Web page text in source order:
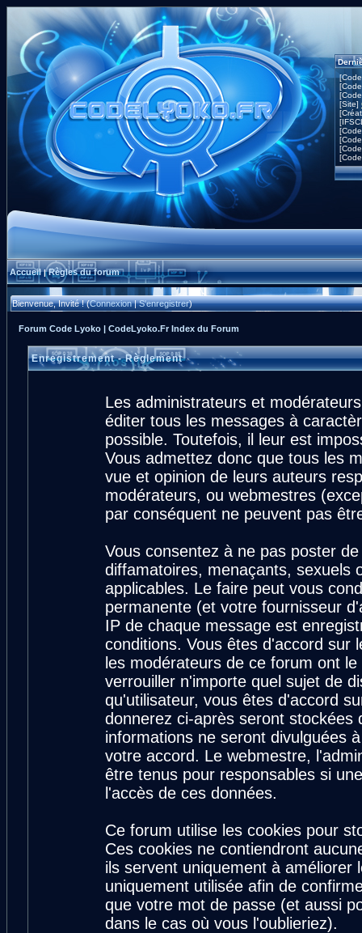
[Site]
Accueil|Règles du forum
Bienvenue, Invité ! (Connexion|S'enregistrer)
Forum Code Lyoko | CodeLyoko.Fr Index du Forum
Enregistrement - Règlement
Les administrateurs et
éditer tous les messages à
possible. Toutefois, il leur est
Vous admettez donc que tous les
vue et opinion de leurs auteurs
modérateurs, ou webmestres
par conséquent ne peuvent pas
Vous consentez à ne pas poster
diffamatoires, menaçants, sexuels
applicables. Le faire peut vous
permanente (et votre fournisseur
IP de chaque message est
conditions. Vous êtes d'accord sur
les modérateurs de ce forum ont
verrouiller n'importe quel sujet de
qu'utilisateur, vous êtes d'accord
donnerez ci-après seront stockées
informations ne seront divulguées
votre accord. Le webmestre,
être tenus pour responsables si
l'accès de ces données.
Ce forum utilise les cookies pour
Ces cookies ne contiendront
ils servent uniquement à
uniquement utilisée afin de
que votre mot de passe (et aussi
dans le cas où vous l'oublieriez).